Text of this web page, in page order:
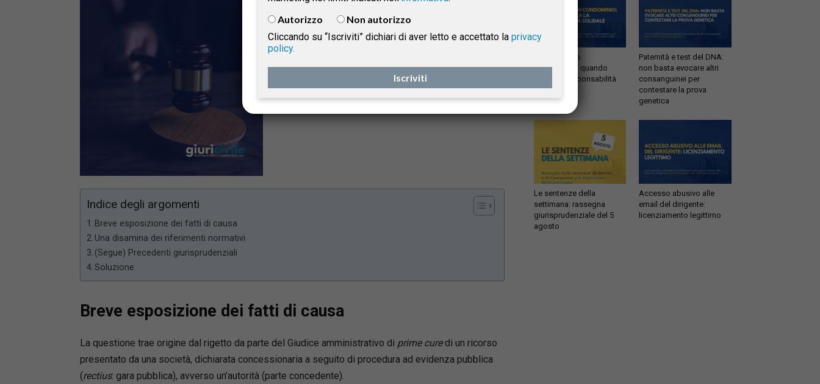
Indice degli argomenti
Breve esposizione dei fatti di causa
Una disamina dei riferimenti normativi
(Segue) Precedenti giurisprudenziali
Soluzione
Breve esposizione dei fatti di causa
La questione trae origine dal rigetto da parte del Giudice amministrativo di prime curedi un ricorso
presentato da una società, dichiarata concessionaria a seguito di procedura ad evidenza pubblica
(rectius: gara pubblica), avverso un’autorità (parte concedente).
Infiltrazioni in
condominio: quando
scatta la responsabilità
solidale
Paternità e test del DNA:
non basta evocare altri
consanguinei per
contestare la prova
genetica
Le sentenze della
settimana: rassegna
giurisprudenziale del 5
agosto
Accesso abusivo alle
email del dirigente:
licenziamento legittimo
Autorizzo
Non autorizzo
Cliccando su “Iscriviti” dichiari di aver letto e accettato la privacy
policy.
Iscriviti